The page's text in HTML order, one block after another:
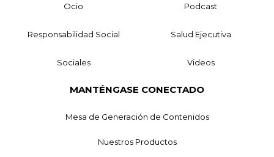
Ocio Podcast
Responsabilidad Social Salud Ejecutiva
Sociales Videos
MANTÉNGASE CONECTADO
Mesa de Generación de Contenidos
Nuestros Productos